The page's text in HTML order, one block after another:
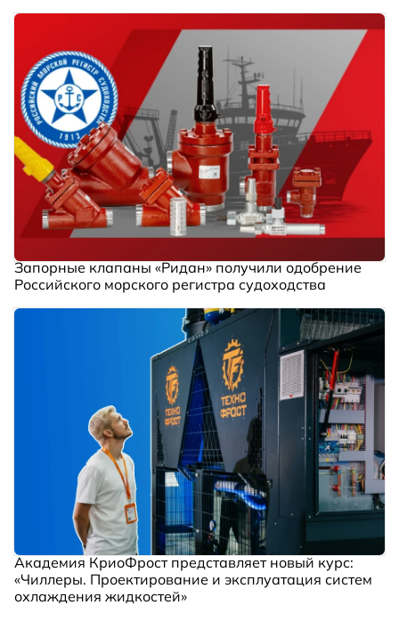
Запорные клапаны «Ридан» получили одобрение
Российского морского регистра судоходства
Академия КриоФрост представляет новый курс:
«Чиллеры. Проектирование и эксплуатация систем
охлаждения жидкостей»